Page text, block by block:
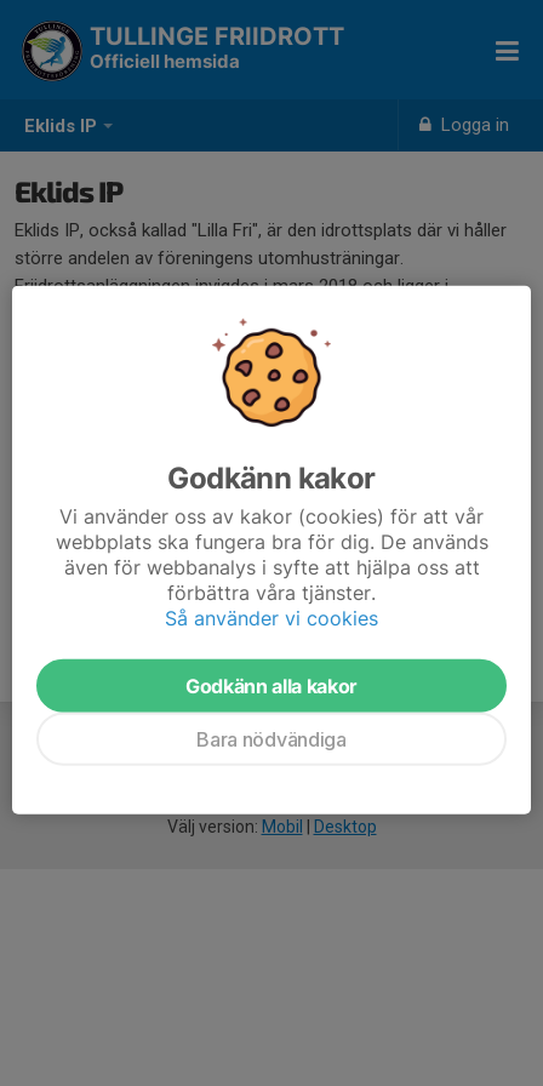
Eklids IP Logga in
TULLINGE FRIIDROTT
Officiell hemsida
Eklids IP
Eklids IP, också kallad "Lilla Fri", är den idrottsplats där vi håller
större andelen av föreningens utomhusträningar.
Friidrottsanläggningen invigdes i mars 2018 och ligger i
anslutning till Eklidsskolan, Nibblevägen 9 i Tullinge.
Välj version: Mobil Desktop
Godkänn kakor
Vi använder oss av kakor (cookies) för att vår
webbplats ska fungera bra för dig. De används
även för webbanalys i syfte att hjälpa oss att
förbättra våra tjänster.
Så använder vi cookies
Godkänn alla kakor
Bara nödvändiga